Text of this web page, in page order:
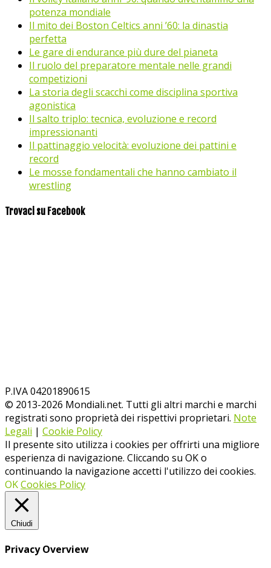
potenza mondiale
Il mito dei Boston Celtics anni ’60: la dinastia
perfetta
Le gare di endurance più dure del pianeta
Il ruolo del preparatore mentale nelle grandi
competizioni
La storia degli scacchi come disciplina sportiva
agonistica
Il salto triplo: tecnica, evoluzione e record
impressionanti
Il pattinaggio velocità: evoluzione dei pattini e
record
Le mosse fondamentali che hanno cambiato il
wrestling
Trovaci su Facebook
P.IVA 04201890615
© 2013-2026 Mondiali.net. Tutti gli altri marchi e marchi
registrati sono proprietà dei rispettivi proprietari. Note
Legali | Cookie Policy
Il presente sito utilizza i cookies per offrirti una migliore
esperienza di navigazione. Cliccando su OK o
continuando la navigazione accetti l'utilizzo dei cookies.
OKCookies Policy
Chiudi
Privacy Overview